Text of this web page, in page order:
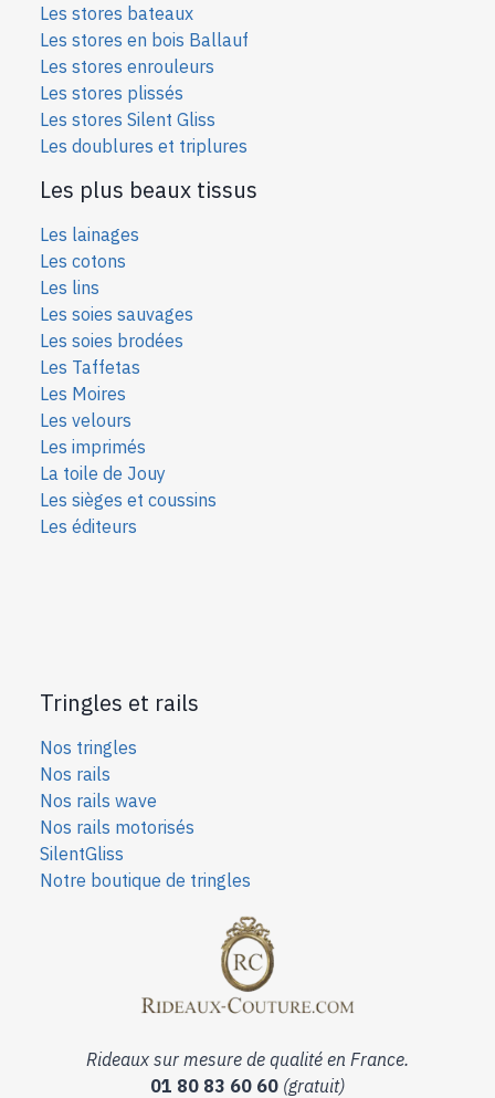
Les stores bateaux
Les stores en bois Ballauf
Les stores enrouleurs
Les stores plissés
Les stores Silent Gliss
Les doublures et triplures
Les plus beaux tissus
Les lainages
Les cotons
Les lins
Les soies sauvages
Les soies brodées
Les Taffetas
Les Moires
Les velours
Les imprimés
La toile de Jouy
Les sièges et coussins
Les éditeurs
Tringles et rails
Nos tringles
Nos rails
Nos rails wave
Nos rails motorisés
SilentGliss
Notre boutique de tringles
Rideaux sur mesure de qualité en France.
01 80 83 60 60 (gratuit)